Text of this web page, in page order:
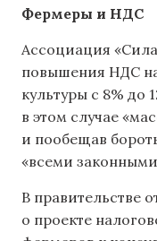
Фермеры и НДС
Ассоциация
повышения НДС
культуры с 8% до
в этом случае
и пообещав
«всеми
В правительстве
о проекте